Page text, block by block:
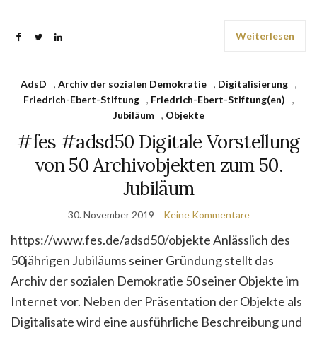
Weiterlesen
AdsD , Archiv der sozialen Demokratie , Digitalisierung
,
Friedrich-Ebert-Stiftung
, Friedrich-Ebert-Stiftung(en)
,
Jubiläum
, Objekte
#fes #adsd50 Digitale Vorstellung
von 50 Archivobjekten zum 50.
Jubiläum
30. November 2019 Keine Kommentare
https://www.fes.de/adsd50/objekte Anlässlich des
50jährigen Jubiläums seiner Gründung stellt das
Archiv der sozialen Demokratie 50 seiner Objekte im
Internet vor. Neben der Präsentation der Objekte als
Digitalisate wird eine ausführliche Beschreibung und